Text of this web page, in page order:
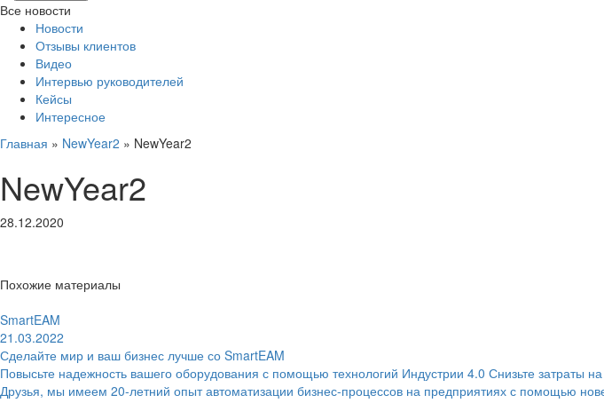
Все новости
Новости
Отзывы клиентов
Видео
Интервью руководителей
Кейсы
Интересное
Главная » NewYear2 » NewYear2
NewYear2
28.12.2020
Похожие материалы
SmartEAM
21.03.2022
Сделайте мир и ваш бизнес лучше со SmartEAM
Повысьте надежность вашего оборудования с помощью технологий Индустрии 4.0 Снизьте затраты
Друзья, мы имеем 20-летний опыт автоматизации бизнес-процессов на предприятиях с помощью